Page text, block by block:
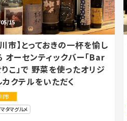
15
川市】とっておきの一杯を愉し
オーセンティックバー「Bar
こ」で 野菜を使ったオリジ
カクテルをいただく
市
タマグルメ